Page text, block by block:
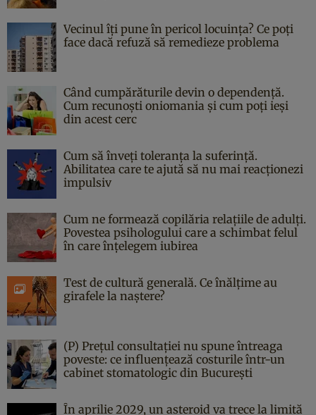
Vecinul îți pune în pericol locuința? Ce poți
face dacă refuză să remedieze problema
Când cumpărăturile devin o dependență.
Cum recunoști oniomania și cum poți ieși
din acest cerc
Cum să înveți toleranța la suferință.
Abilitatea care te ajută să nu mai reacționezi
impulsiv
Cum ne formează copilăria relațiile de adulți.
Povestea psihologului care a schimbat felul
în care înțelegem iubirea
Test de cultură generală. Ce înălțime au
girafele la naștere?
(P) Prețul consultației nu spune întreaga
poveste: ce influențează costurile într-un
cabinet stomatologic din București
În aprilie 2029, un asteroid va trece la limită